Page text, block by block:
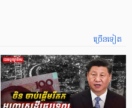
ច្រើនទៀត